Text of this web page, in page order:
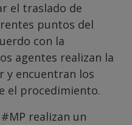
el traslado de
puntos del
con la
agentes realizan la
y encuentran los
el procedimiento.
#MP realizan un